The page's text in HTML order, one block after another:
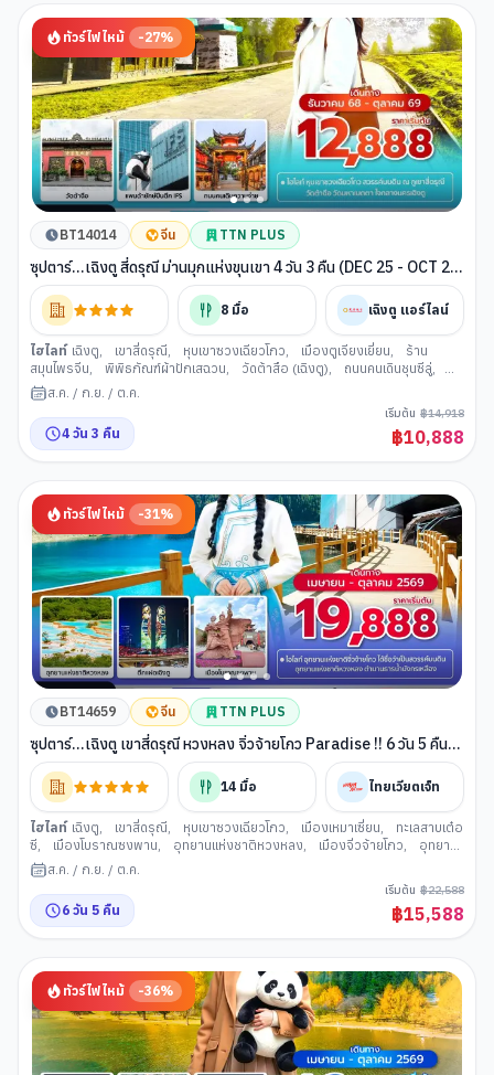
ทัวร์ไฟไหม้ -27%
BT14014 จีน TTN PLUS
ซุปตาร์...เฉิงตู สี่ดรุณี ม่านมุกแห่งขุนเขา 4 วัน 3 คืน (DEC 25 - OCT 26)
บินดึก-กลับค่ำ
8 มื้อ เฉิงตู แอร์ไลน์
ไฮไลท์ เฉิงตู, เขาสี่ดรุณี, หุบเขาซวงเฉียวโกว, เมืองตูเจียงเยี่ยน,
ร้าน
สมุนไพรจีน, พิพิธภัณฑ์ผ้าปักเสฉวน, วัดต้าสือ (เฉิงตู), ถนนคนเดินชุนซีลู่,
ถนนคนเดินไท่กู่หลี่,
ส.ค. / ก.ย. / ต.ค.
4 วัน 3 คืน
เริ่มต้น ฿14,918
฿10,888
ทัวร์ไฟไหม้ -31%
BT14659 จีน TTN PLUS
ซุปตาร์...เฉิงตู เขาสี่ดรุณี หวงหลง จิ่วจ้ายโกว Paradise !! 6 วัน 5 คืน
(ทัวร์ไม่ลงร้าน) (APR - OCT 26) บินเย็น-กลับดึก
14 มื้อ ไทยเวียตเจ็ท
ไฮไลท์ เฉิงตู, เขาสี่ดรุณี, หุบเขาซวงเฉียวโกว, เมืองเหมาเซี่ยน,
ทะเลสาบเต๋อ
ซี, เมืองโบราณซงพาน, อุทยานแห่งชาติหวงหลง, เมืองจิ่วจ้ายโกว,
อุทยาน
แห่งชาติจิ่วจ้ายโกว,
วัดต้าสือ (เฉิงตู)
ถนนคนเดินไท่กู่หลี่
ส.ค. / ก.ย. / ต.ค.
6 วัน 5 คืน
เริ่มต้น ฿22,588
฿15,588
ทัวร์ไฟไหม้ -36%